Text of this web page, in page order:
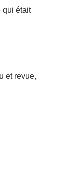
qui était
et revue,